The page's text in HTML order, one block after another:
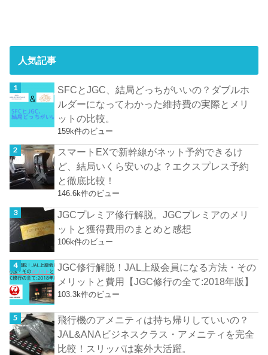
人気記事
SFCとJGC、結局どっちがいいの？ダブルホ
ルダーになってわかった維持費の実際とメリ
ットの比較。
159k件のビュー
スマートEXで新幹線がネット予約できるけ
ど、結局いくら安いのよ？エクスプレス予約
と徹底比較！
146.6k件のビュー
JGCプレミア修行解脱。JGCプレミアのメリ
ットと獲得費用のまとめと感想
106k件のビュー
JGC修行解脱！JAL上級会員になる方法・その
メリットと費用【JGC修行の全て:2018年版】
103.3k件のビュー
飛行機のアメニティは持ち帰りしていいの？
JAL&ANAビジネスクラス・アメニティを完全
比較！スリッパは案外大活躍。